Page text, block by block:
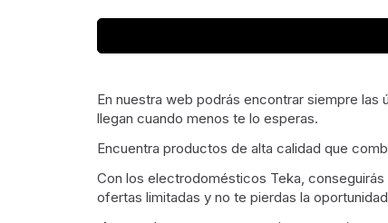
En nuestra web podrás encontrar siempre
llegan cuando menos te lo esperas.
Encuentra productos de alta calidad que
Con los electrodomésticos Teka,
ofertas limitadas y no te pierdas la